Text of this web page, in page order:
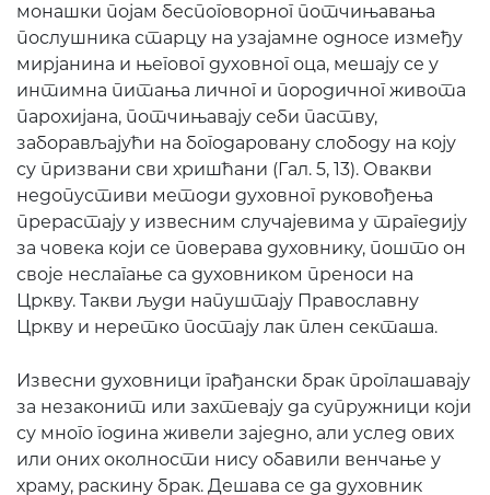
монашки појам беспоговорног потчињавања
послушника старцу на узајамне односе између
мирјанина и његовог духовног оца, мешају се у
интимна питања личног и породичног живота
парохијана, потчињавају себи паству,
заборављајући на богодаровану слободу на коју
су призвани сви хришћани (Гал. 5, 13). Овакви
недопустиви методи духовног руковођења
прерастају у извесним случајевима у трагедију
за човека који се поверава духовнику, пошто он
своје неслагање са духовником преноси на
Цркву. Такви људи напуштају Православну
Цркву и неретко постају лак плен секташа.
Извесни духовници грађански брак проглашавају
за незаконит или захтевају да супружници који
су много година живели заједно, али услед ових
или оних околности нису обавили венчање у
храму, раскину брак. Дешава се да духовник